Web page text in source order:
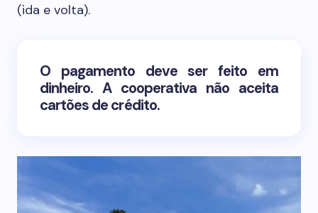
(ida e volta).
O pagamento deve ser feito em
dinheiro. A cooperativa não aceita
cartões de crédito.